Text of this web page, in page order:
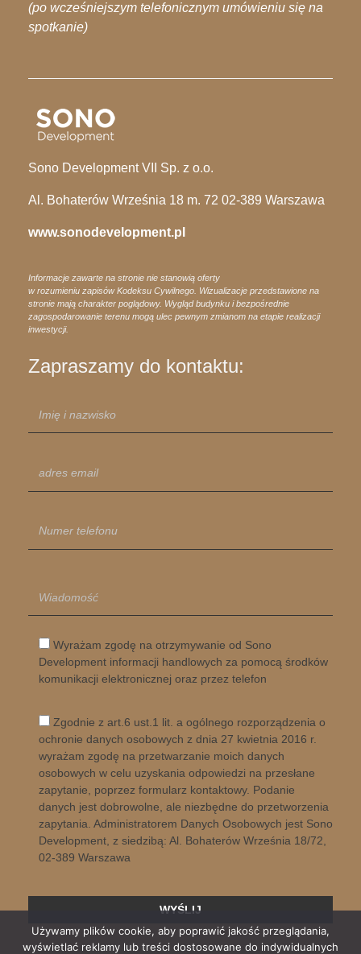
(po wcześniejszym telefonicznym umówieniu się na
spotkanie)
Sono Development VII Sp. z o.o.
Al. Bohaterów Września 18 m. 72 02-389 Warszawa
www.sonodevelopment.pl
Informacje zawarte na stronie nie stanowią oferty
w rozumieniu zapisów Kodeksu Cywilnego. Wizualizacje przedstawione na
stronie mają charakter poglądowy. Wygląd budynku i bezpośrednie
zagospodarowanie terenu mogą ulec pewnym zmianom na etapie realizacji
inwestycji.
Zapraszamy do kontaktu:
Wyrażam zgodę na otrzymywanie od Sono
Development informacji handlowych za pomocą środków
komunikacji elektronicznej oraz przez telefon
Zgodnie z art.6 ust.1 lit. a ogólnego rozporządzenia o
ochronie danych osobowych z dnia 27 kwietnia 2016 r.
wyrażam zgodę na przetwarzanie moich danych
osobowych w celu uzyskania odpowiedzi na przesłane
zapytanie, poprzez formularz kontaktowy. Podanie
danych jest dobrowolne, ale niezbędne do przetworzenia
zapytania. Administratorem Danych Osobowych jest Sono
Development, z siedzibą: Al. Bohaterów Września 18/72,
02-389 Warszawa
Używamy plików cookie, aby poprawić jakość przeglądania,
wyświetlać reklamy lub treści dostosowane do indywidualnych